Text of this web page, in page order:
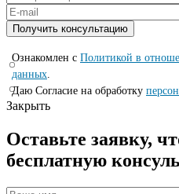
Ознакомлен с Политикой в
данных.
Даю Согласие на обработку
Закрыть
Оставьте заявку,
бесплатную